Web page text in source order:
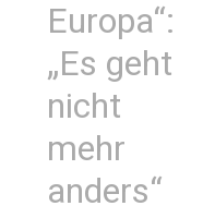
Europa“:
„Es geht
nicht
mehr
anders“